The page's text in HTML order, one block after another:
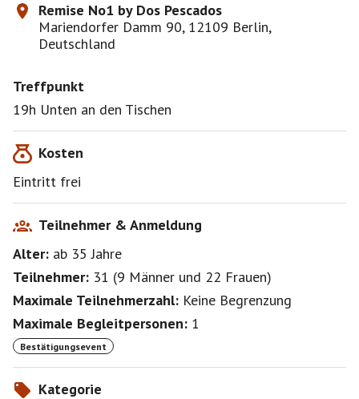
Remise No1 by Dos Pescados
Mariendorfer Damm 90, 12109 Berlin,
Deutschland
Treffpunkt
19h Unten an den Tischen
Kosten
Eintritt frei
Teilnehmer & Anmeldung
Alter: ab 35Jahre
Teilnehmer: 31 (9 Männer und 22 Frauen)
Maximale Teilnehmerzahl: Keine Begrenzung
Maximale Begleitpersonen: 1
Bestätigungsevent
Kategorie